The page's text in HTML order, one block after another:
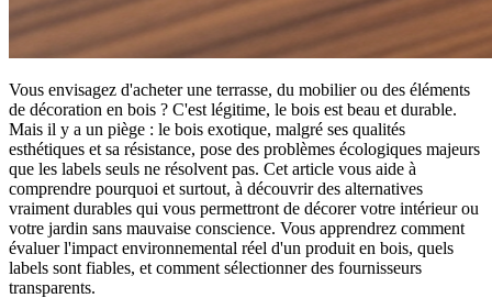
Vous envisagez d'acheter une terrasse, du mobilier ou des éléments
de décoration en bois ? C'est légitime, le bois est beau et durable.
Mais il y a un piège : le bois exotique, malgré ses qualités
esthétiques et sa résistance, pose des problèmes écologiques majeurs
que les labels seuls ne résolvent pas. Cet article vous aide à
comprendre pourquoi et surtout, à découvrir des alternatives
vraiment durables qui vous permettront de décorer votre intérieur ou
votre jardin sans mauvaise conscience. Vous apprendrez comment
évaluer l'impact environnemental réel d'un produit en bois, quels
labels sont fiables, et comment sélectionner des fournisseurs
transparents.